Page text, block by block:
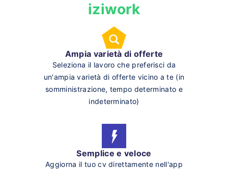
iziwork
Ampia varietà di offerte
Seleziona il lavoro che preferisci da
un'ampia varietà di offerte vicino a te (in
somministrazione, tempo determinato e
indeterminato)
Semplice e veloce
Aggiorna il tuo cv direttamente nell'app